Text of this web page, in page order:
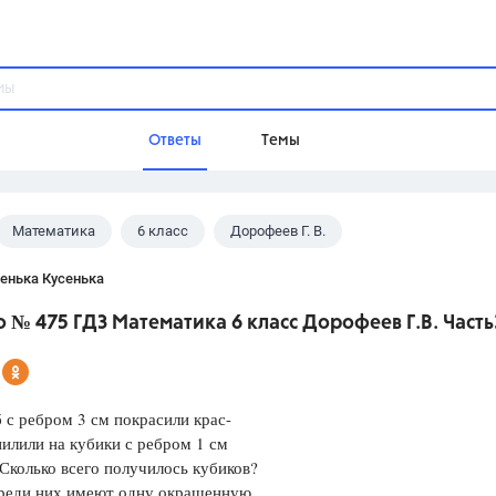
Ответы Темы
Домашнее задание
Школа
Разумовская М.М.,
Математика 6 класс Дорофеев Г. В.
Кусенька
№ 475 ГДЗ Математика 6 класс Дорофеев Г.В.
ребром 3 см покрасили крас-
на кубики с ребром 1 см
всего получилось кубиков?
них имеют одну окрашенную